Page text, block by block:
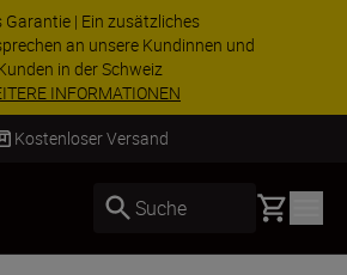
Garantie | Ein zusätzliches
an unsere Kundinnen und
in der Schweiz
INFORMATIONEN
Kostenloser Versand
Suche Basket